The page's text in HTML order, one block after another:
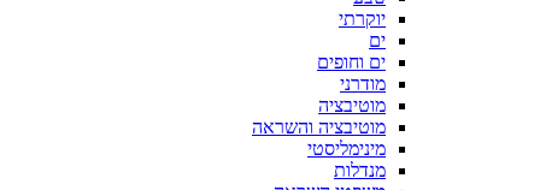
יוקרתי
ים
ים וחופים
מודרני
מוטיבציה
מוטיבציה והשראה
מינימליסטי
מנדלות